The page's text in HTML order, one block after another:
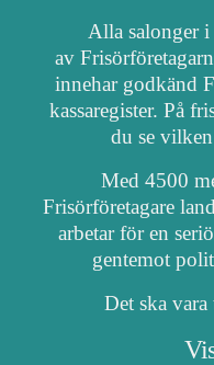
Alla salonger
av
innehar godkänd
kassaregister. På
du se
Med 4500
Frisörföretagare
arbetar för en
gentemot
Det ska